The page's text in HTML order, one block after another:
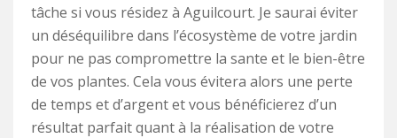
tâche si vous résidez à Aguilcourt. Je saurai éviter
un déséquilibre dans l’écosystème de votre jardin
pour ne pas compromettre la sante et le bien-être
de vos plantes. Cela vous évitera alors une perte
de temps et d’argent et vous bénéficierez d’un
résultat parfait quant à la réalisation de votre